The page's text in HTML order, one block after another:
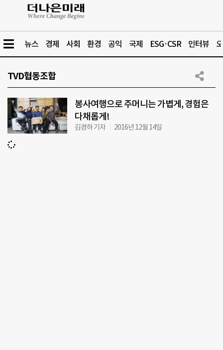
뉴스 경제 사회 환경 공익 국제 ESG·CSR 인터뷰
TVD협동조합
봉사여행으로 주머니는 가볍게, 경험은
다채롭게!
김경하 기자 2016년 12월 14일